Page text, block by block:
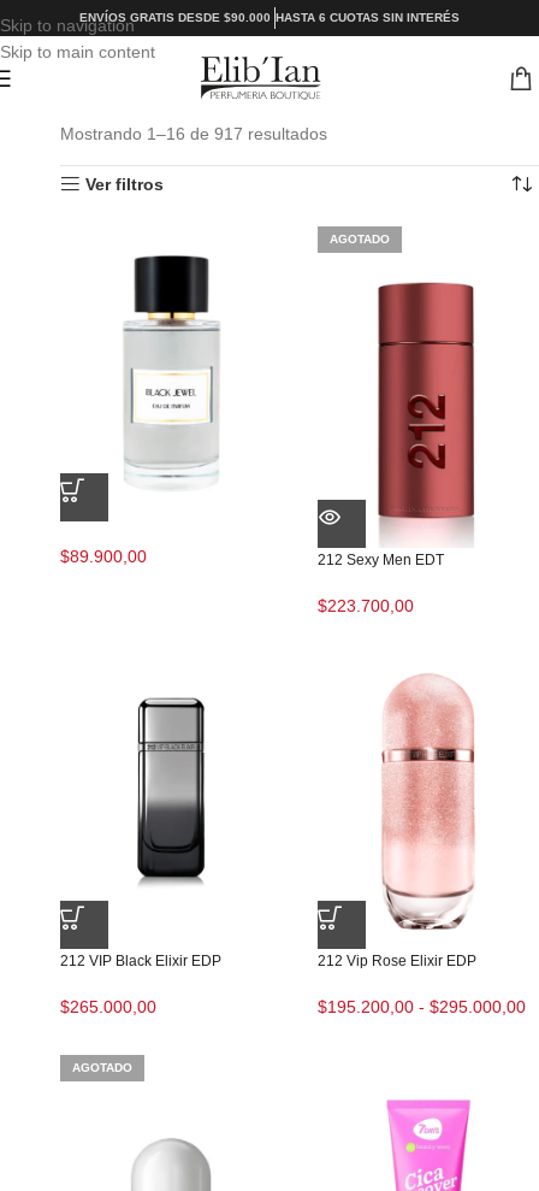
Skip to navigation
Skip to main content
ENVÍOS GRATIS DESDE $90.000 HASTA 6 CUOTAS SIN INTERÉS
Mostrando 1–16 de 917 resultados
Ver filtros
$89.900,00
AGOTADO
212 Sexy Men EDT
$223.700,00
212 VIP Black Elixir EDP
$265.000,00
212 Vip Rose Elixir EDP
$195.200,00 - $295.000,00
AGOTADO